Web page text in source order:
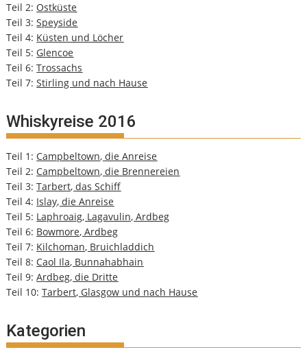
Teil 2: Ostküste
Teil 3:Speyside
Teil 4: Küsten und Löcher
Teil 5: Glencoe
Teil 6:Trossachs
Teil 7:Stirling und nach Hause
Whiskyreise 2016
Teil 1: Campbeltown, die Anreise
Teil 2: Campbeltown, die Brennereien
Teil 3:Tarbert, das Schiff
Teil 4: Islay, die Anreise
Teil 5: Laphroaig, Lagavulin, Ardbeg
Teil 6: Bowmore, Ardbeg
Teil 7: Kilchoman, Bruichladdich
Teil 8: Caol Ila, Bunnahabhain
Teil 9:Ardbeg, die Dritte
Teil 10:Tarbert, Glasgow und nach Hause
Kategorien